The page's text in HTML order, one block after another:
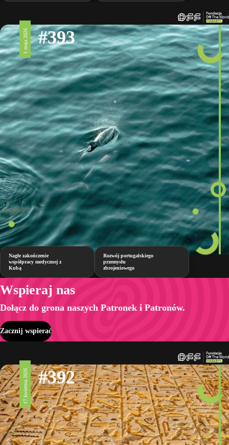
1 maja 2026 #393
Nagłe zakończenie
współpracy medycznej z
Kubą
Rozwój portugalskiego
przemysłu
zbrojeniowego
Wspieraj nas
Dołącz do grona naszych Patronek i Patronów.
Zacznij wspierać
17 kwietnia 2026 #392